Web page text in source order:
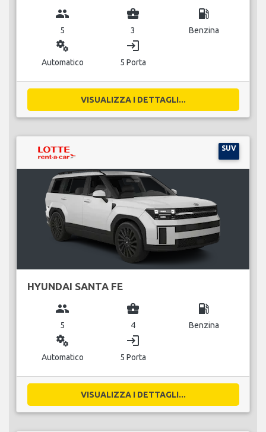
group
5
business_center
3
local_gas_station
Benzina
miscellaneous_services
Automatico
login
5 Porta
VISUALIZZA I DETTAGLI...
SUV
HYUNDAI SANTA FE
group
5
business_center
4
local_gas_station
Benzina
miscellaneous_services
Automatico
login
5 Porta
VISUALIZZA I DETTAGLI...